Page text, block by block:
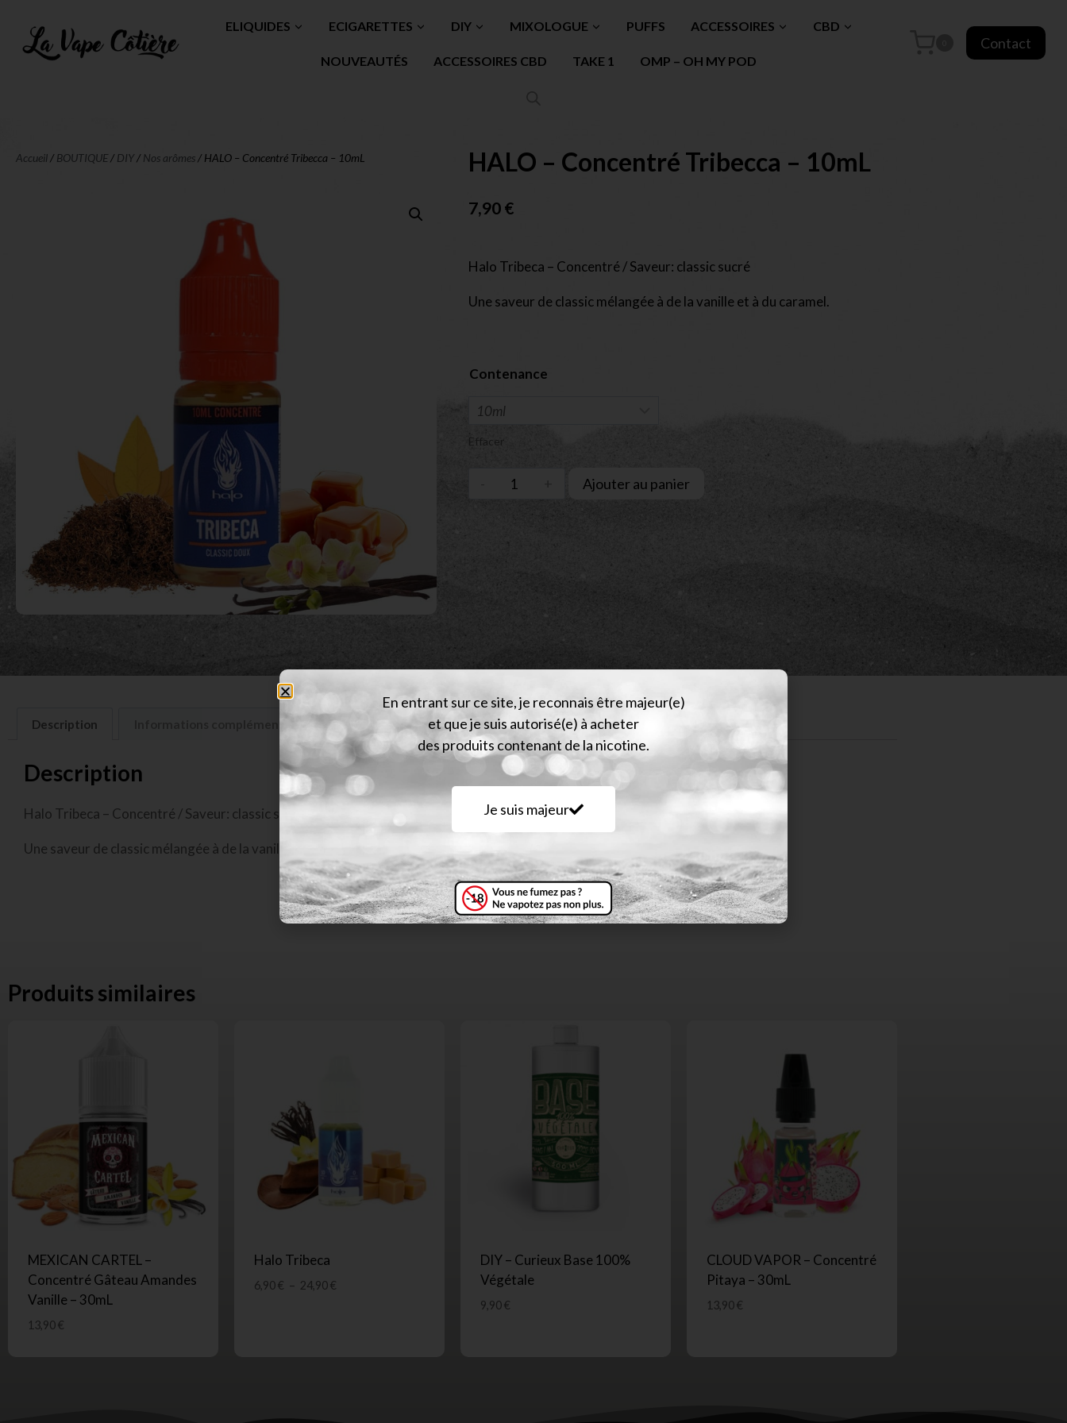
ELIQUIDES ECIGARETTES DIY MIXOLOGUE PUFFS ACCESSOIRES CBD
NOUVEAUTÉS ACCESSOIRES CBD TAKE 1 OMP – OH MY POD
Contact
Accueil/ BOUTIQUE/ DIY/ Nos arômes/ HALO – Concentré Tribecca – 10mL HALO – Concentré Tribecca – 10mL
7,90€
Halo Tribeca – Concentré / Saveur: classic sucré
Une saveur de classic mélangée à de la vanille et à du caramel.
Contenance
Effacer
Ajouter au panier
Description Informations complémentaires
Description
Halo Tribeca – Concentré / Saveur: classic sucré
Une saveur de classic mélangée à de la vanille et à du caramel.
Produits similaires
MEXICAN CARTEL –
Concentré Gâteau Amandes
Vanille – 30mL
13,90€
Halo Tribeca
6,90€ – 24,90€
DIY – Curieux Base 100%
Végétale
9,90€
CLOUD VAPOR – Concentré
Pitaya – 30mL
13,90€
En entrant sur ce site, je reconnais être majeur(e)
et que je suis autorisé(e) à acheter
des produits contenant de la nicotine.
Je suis majeur